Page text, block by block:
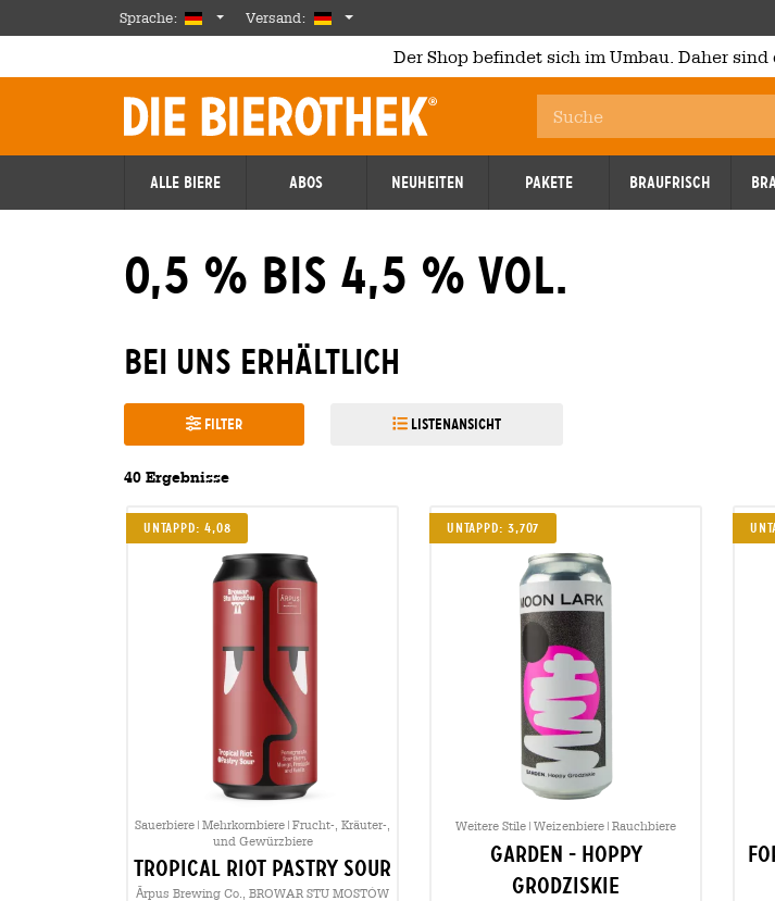
Skip to main contentSprache: GermanVersand: Deutschland
Der Shop befindet sich im Umbau. Daher
Alle Biere Abos Neuheiten Pakete Braufrisch
0,5 % bis 4,5 % Vol.
Bei uns erhältlich
Filter Listenansicht
40 Ergebnisse
Untappd: 4,08
Sauerbiere|Mehrkornbiere|Frucht-, Kräuter-,
und Gewürzbiere
tropical riot pastry sour
Ārpus Brewing Co., BROWAR STU MOSTÓW
Untappd: 3,707
Weitere Stile|Weizenbiere|Rauchbiere
garden - hoppy
grodziskie